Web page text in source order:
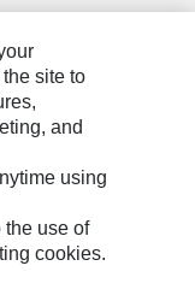
site to
and
using
the use of
cookies.